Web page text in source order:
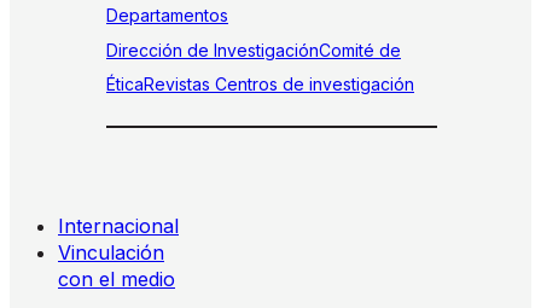
Departamentos
Dirección de InvestigaciónComité de
ÉticaRevistas Centros de investigación
Internacional
Vinculación
con el medio